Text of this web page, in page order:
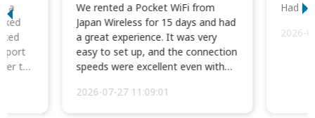
a
to
We rented a Pocket WiFi from
Japan Wireless for 15 days and had
a great experience. It was very
easy to set up, and the connection
speeds were excellent even with
2026-07-27 11:09:01
Had
2026-